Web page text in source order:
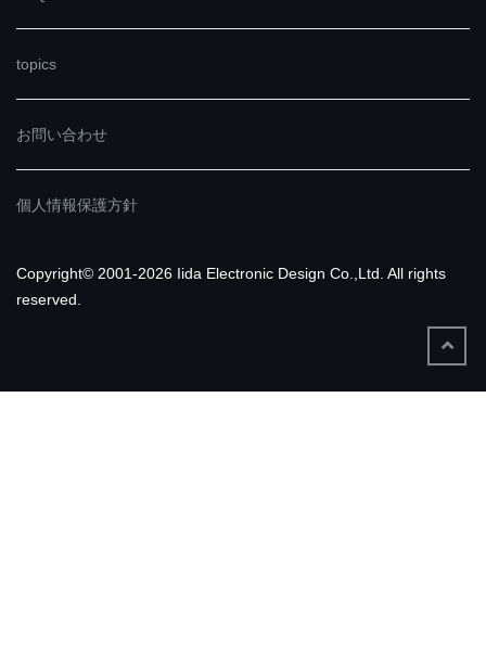
topics
お問い合わせ
個人情報保護方針
Copyright© 2001-2026 Iida Electronic Design Co.,Ltd. All rights
reserved.